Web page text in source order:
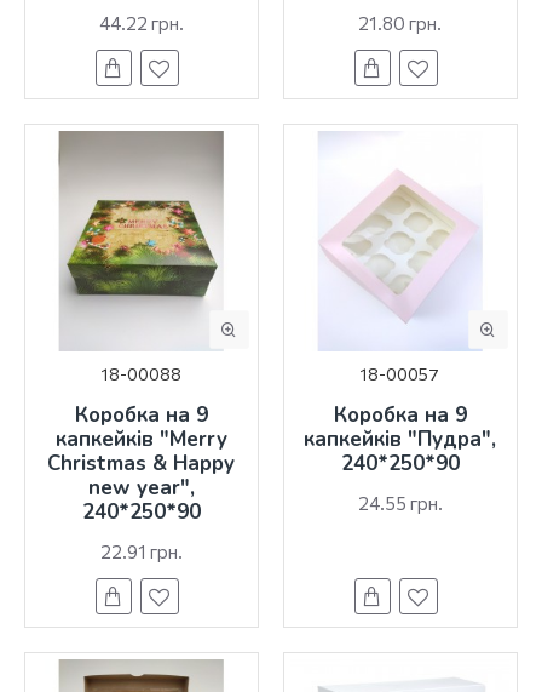
44.22 грн. 21.80 грн.
18-00088
Коробка на 9
капкейків "Merry
Christmas & Happy
new year",
240*250*90
22.91 грн.
18-00057
Коробка на 9
капкейків "Пудра",
240*250*90
24.55 грн.